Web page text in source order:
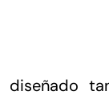
diseñado